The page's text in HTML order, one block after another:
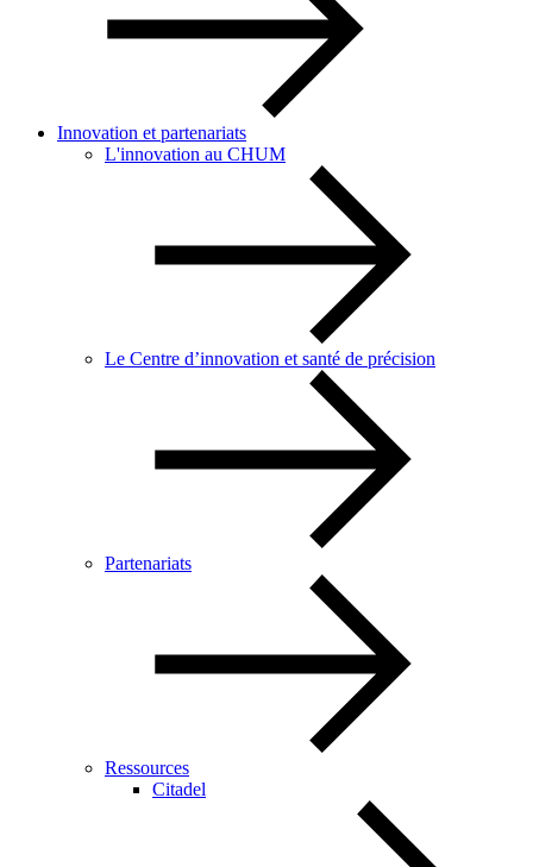
Innovation et partenariats
L'innovation au CHUM
Le Centre d’innovation et santé de précision
Partenariats
Ressources
Citadel